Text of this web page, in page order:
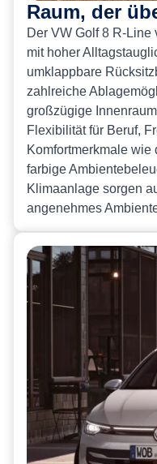
Raum, der
Der VW Golf 8 R-
mit hoher
umklappbare
zahlreiche
großzügige
Flexibilität für Beruf,
Komfortmerkmale wie
farbige
Klimaanlage sorgen
angenehmes